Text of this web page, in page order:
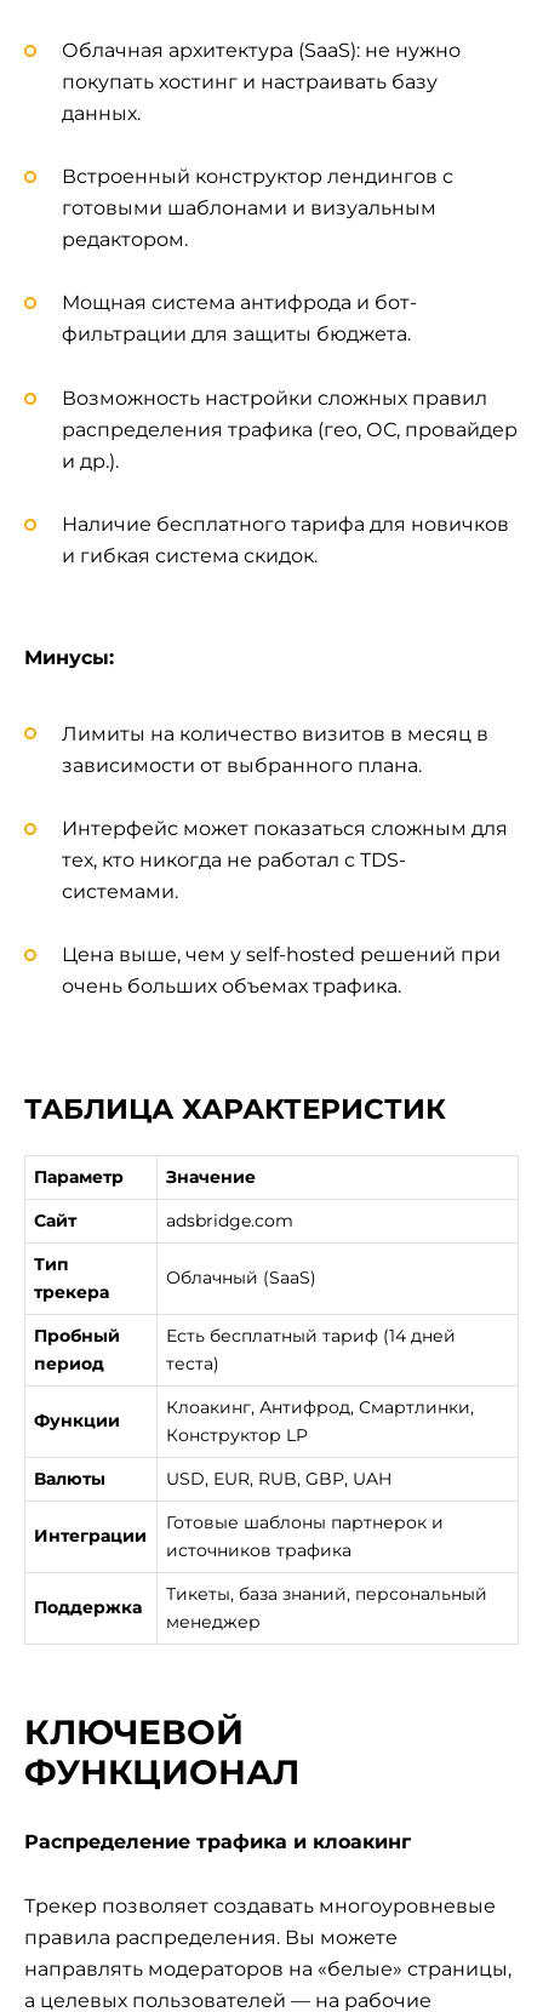
Облачная архитектура (SaaS): не нужно
покупать хостинг и настраивать базу
данных.
Встроенный конструктор лендингов с
готовыми шаблонами и визуальным
редактором.
Мощная система антифрода и бот-
фильтрации для защиты бюджета.
Возможность настройки сложных правил
распределения трафика (гео, ОС, провайдер
и др.).
Наличие бесплатного тарифа для новичков
и гибкая система скидок.
Минусы:
Лимиты на количество визитов в месяц в
зависимости от выбранного плана.
Интерфейс может показаться сложным для
тех, кто никогда не работал с TDS-
системами.
Цена выше, чем у self-hosted решений при
очень больших объемах трафика.
ТАБЛИЦА ХАРАКТЕРИСТИК
Параметр
Значение
Сайт
adsbridge.com
Тип
трекера
Облачный (SaaS)
Пробный
период
Есть бесплатный тариф (14 дней
теста)
Функции
Клоакинг, Антифрод, Смартлинки,
Конструктор LP
Валюты
USD, EUR, RUB, GBP, UAH
Интеграции
Готовые шаблоны партнерок и
источников трафика
Поддержка
Тикеты, база знаний, персональный
менеджер
КЛЮЧЕВОЙ
ФУНКЦИОНАЛ
Распределение трафика и клоакинг
Трекер позволяет создавать многоуровневые
правила распределения. Вы можете
направлять модераторов на «белые» страницы,
а целевых пользователей — на рабочие